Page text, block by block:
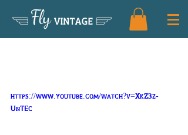
FlyVINTAGE
https://www.youtube.com/watch?v=XkZ3z-
UnTEc